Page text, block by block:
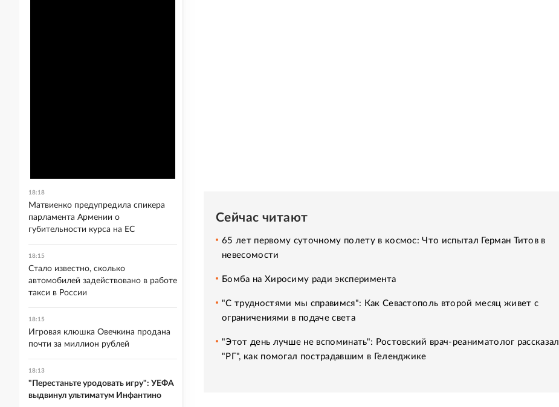
Сейчас читают
65 лет первому суточному полету в космос: Что испытал Герман Титов в
невесомости
Бомба на Хиросиму ради эксперимента
"С трудностями мы справимся": Как Севастополь второй месяц живет с
ограничениями в подаче света
"Этот день лучше не вспоминать": Ростовский врач-реаниматолог рассказал
"РГ", как помогал пострадавшим в Геленджике
18:18
Матвиенко предупредила спикера
парламента Армении о
губительности курса на ЕС
18:15
Стало известно, сколько
автомобилей задействовано в работе
такси в России
18:15
Игровая клюшка Овечкина продана
почти за миллион рублей
18:13
"Перестаньте уродовать игру": УЕФА
выдвинул ультиматум Инфантино